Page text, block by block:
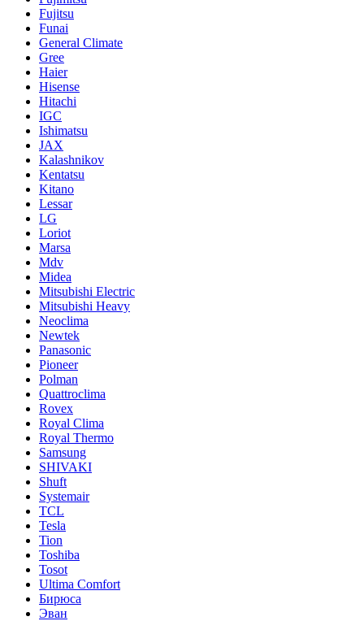
Fujitsu
Funai
General Climate
Gree
Haier
Hisense
Hitachi
IGC
Ishimatsu
JAX
Kalashnikov
Kentatsu
Kitano
Lessar
LG
Loriot
Marsa
Mdv
Midea
Mitsubishi Electric
Mitsubishi Heavy
Neoclima
Newtek
Panasonic
Pioneer
Polman
Quattroclima
Rovex
Royal Clima
Royal Thermo
Samsung
SHIVAKI
Shuft
Systemair
TCL
Tesla
Tion
Toshiba
Tosot
Ultima Comfort
Бирюса
Эван